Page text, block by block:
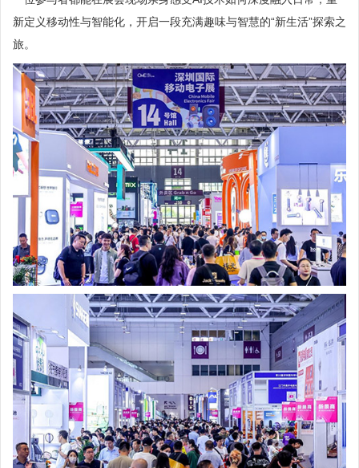
新定义移动性与智能化，开启一段充满趣味与智慧的“新生活”探索之
旅。